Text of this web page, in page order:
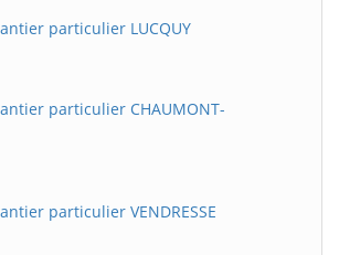
particulier LUCQUY
particulier CHAUMONT-
particulier VENDRESSE